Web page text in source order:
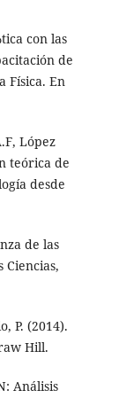
con las
de
Física. En
López
teórica de
desde
de las
Ciencias,
P. (2014).
Hill.
Análisis